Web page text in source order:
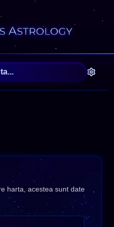
harta, acestea sunt date